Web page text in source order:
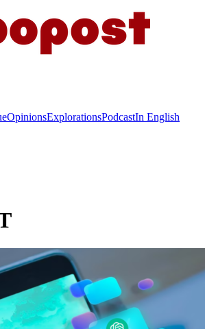
OpinionsExplorationsPodcastIn English